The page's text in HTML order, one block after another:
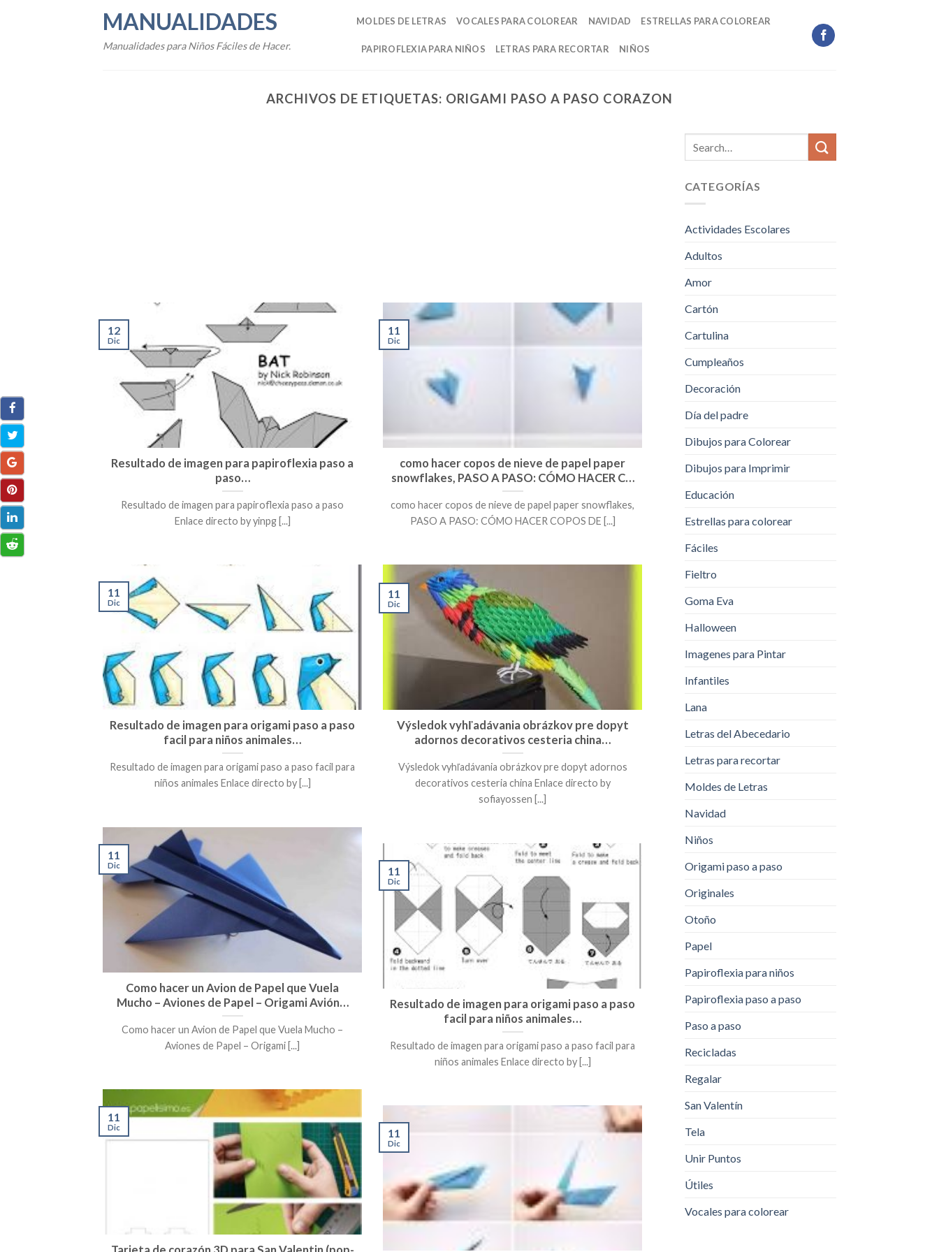
MANUALIDADES
Manualidades para Niños Fáciles de Hacer.
MOLDES DE LETRAS VOCALES PARA COLOREAR NAVIDAD ESTRELLAS PARA COLOREAR
PAPIROFLEXIA PARA NIÑOS LETRAS PARA RECORTAR NIÑOS
ARCHIVOS DE ETIQUETAS: ORIGAMI PASO A PASO CORAZON
Resultado de imagen para papiroflexia paso a
paso…
Resultado de imagen para papiroflexia paso a paso
Enlace directo by yinpg [...]
12
Dic
como hacer copos de nieve de papel paper
snowflakes, PASO A PASO: CÓMO HACER C…
como hacer copos de nieve de papel paper snowflakes,
PASO A PASO: CÓMO HACER COPOS DE [...]
11
Dic
Resultado de imagen para origami paso a paso
facil para niños animales…
Resultado de imagen para origami paso a paso facil para
niños animales Enlace directo by [...]
11
Dic
Výsledok vyhľadávania obrázkov pre dopyt
adornos decorativos cesteria china…
Výsledok vyhľadávania obrázkov pre dopyt adornos
decorativos cesteria china Enlace directo by
sofiayossen [...]
11
Dic
Como hacer un Avion de Papel que Vuela
Mucho – Aviones de Papel – Origami Avión…
Como hacer un Avion de Papel que Vuela Mucho –
Aviones de Papel – Origami [...]
11
Dic
Resultado de imagen para origami paso a paso
facil para niños animales…
Resultado de imagen para origami paso a paso facil para
niños animales Enlace directo by [...]
11
Dic
11
Dic 11
Dic
CATEGORÍAS
Actividades Escolares
Adultos
Amor
Cartón
Cartulina
Cumpleaños
Decoración
Día del padre
Dibujos para Colorear
Dibujos para Imprimir
Educación
Estrellas para colorear
Fáciles
Fieltro
Goma Eva
Halloween
Imagenes para Pintar
Infantiles
Lana
Letras del Abecedario
Letras para recortar
Moldes de Letras
Navidad
Niños
Origami paso a paso
Originales
Otoño
Papel
Papiroflexia para niños
Papiroflexia paso a paso
Paso a paso
Recicladas
Regalar
San Valentín
Tela
Unir Puntos
Útiles
Vocales para colorear